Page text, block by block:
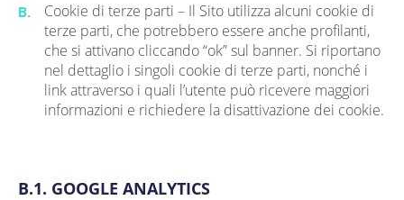
B.
Cookie di terze parti – Il Sito utilizza alcuni cookie di
terze parti, che potrebbero essere anche profilanti,
che si attivano cliccando “ok” sul banner. Si riportano
nel dettaglio i singoli cookie di terze parti, nonché i
link attraverso i quali l’utente può ricevere maggiori
informazioni e richiedere la disattivazione dei cookie.
B.1. GOOGLE ANALYTICS